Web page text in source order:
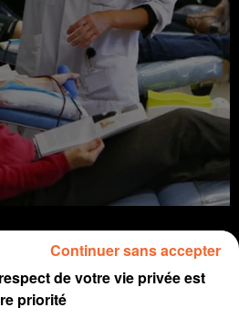
de votre vie privée est
priorité
Continuer sans accepter